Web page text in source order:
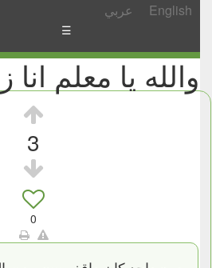
عربي English
☰
والله يا معلم
3
0